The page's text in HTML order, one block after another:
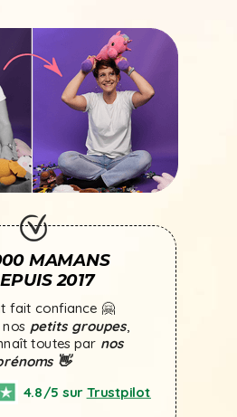
MAMANS
2017
4.8/5 sur Trustpilot
fait confiance 🤗
nos petits groupes,
toutes par nos
👋